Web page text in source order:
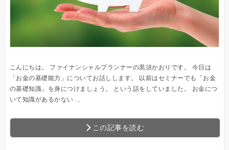
こんにちは。 ファイナンシャルプランナーの黒須かおりです。 今日は
「お金の基礎能力」についてお話しします。 以前はセミナーでも「お金
の基礎知識」を身につけましょう。 という話をしていました。 お金につ
いて知識があるかない ...
この記事を読む